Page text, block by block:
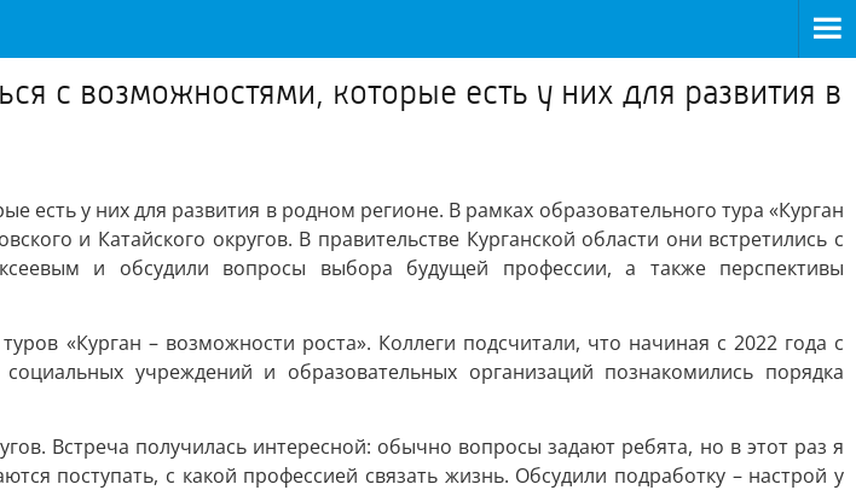
с возможностями, которые есть у них для развития в
у них для развития в родном регионе. В рамках образовательного тура «Курган
и Катайского округов. В правительстве Курганской области они встретились с
и обсудили вопросы выбора будущей профессии, а также перспективы
«Курган – возможности роста». Коллеги подсчитали, что начиная с 2022 года с
учреждений и образовательных организаций познакомились порядка
Встреча получилась интересной: обычно вопросы задают ребята, но в этот раз я
поступать, с какой профессией связать жизнь. Обсудили подработку – настрой у